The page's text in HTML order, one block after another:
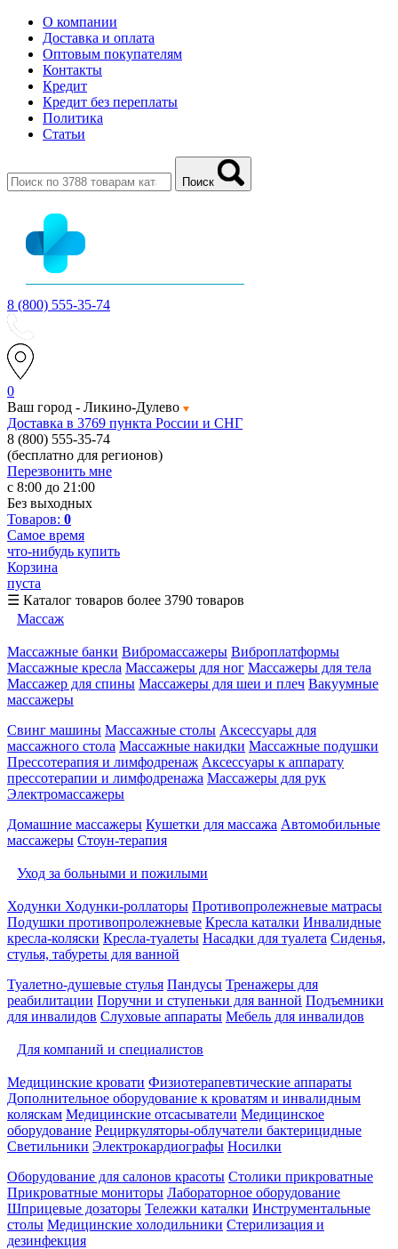
О компании
Доставка и оплата
Оптовым покупателям
Контакты
Кредит
Кредит без переплаты
Политика
Статьи
Поиск
8 (800) 555-35-74
0
Ваш город - Ликино-Дулево
Доставка в 3769 пункта России и СНГ
8 (800) 555-35-74
(бесплатно для регионов)
Перезвонить мне
с 8:00 до 21:00
Без выходных
Товаров: 0
Самое время
что-нибудь купить
Корзина
пуста
☰ Каталог товаров более 3790 товаров
Массаж
Массажные банки Вибромассажеры Виброплатформы
Массажные кресла Массажеры для ног Массажеры для тела
Массажер для спины Массажеры для шеи и плеч Вакуумные
массажеры
Свинг машины Массажные столы Аксессуары для
массажного стола Массажные накидки Массажные подушки
Прессотерапия и лимфодренаж Аксессуары к аппарату
прессотерапии и лимфодренажа Массажеры для рук
Электромассажеры
Домашние массажеры Кушетки для массажа Автомобильные
массажеры Стоун-терапия
Уход за больными и пожилыми
Ходунки Ходунки-роллаторы Противопролежневые матрасы
Подушки противопролежневые Кресла каталки Инвалидные
кресла-коляски Кресла-туалеты Насадки для туалета Сиденья,
стулья, табуреты для ванной
Туалетно-душевые стулья Пандусы Тренажеры для
реабилитации Поручни и ступеньки для ванной Подъемники
для инвалидов Слуховые аппараты Мебель для инвалидов
Для компаний и специалистов
Медицинские кровати Физиотерапевтические аппараты
Дополнительное оборудование к кроватям и инвалидным
коляскам Медицинские отсасыватели Медицинское
оборудование Рециркуляторы-облучатели бактерицидные
Светильники Электрокардиографы Носилки
Оборудование для салонов красоты Столики прикроватные
Прикроватные мониторы Лабораторное оборудование
Шприцевые дозаторы Тележки каталки Инструментальные
столы Медицинские холодильники Стерилизация и
дезинфекция